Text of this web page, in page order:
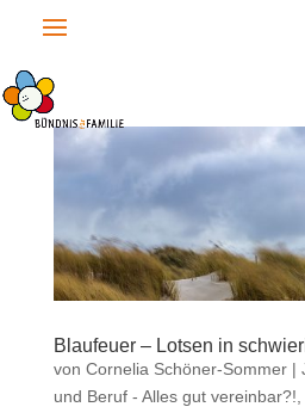
Blaufeuer – Lotsen in
von Cornelia Schöner-Sommer|
und Beruf - Alles gut vereinbar?!,